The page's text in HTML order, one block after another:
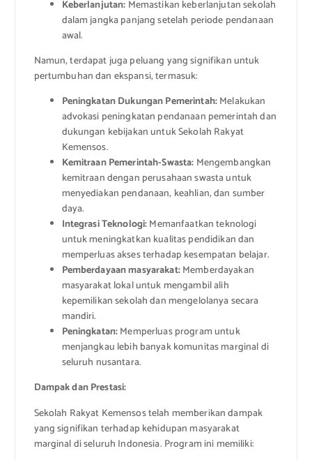
Keberlanjutan: Memastikan keberlanjutan sekolah
dalam jangka panjang setelah periode pendanaan
awal.
Namun, terdapat juga peluang yang signifikan untuk
pertumbuhan dan ekspansi, termasuk:
Peningkatan Dukungan Pemerintah:Melakukan
advokasi peningkatan pendanaan pemerintah dan
dukungan kebijakan untuk Sekolah Rakyat
Kemensos.
Kemitraan Pemerintah-Swasta: Mengembangkan
kemitraan dengan perusahaan swasta untuk
menyediakan pendanaan, keahlian, dan sumber
daya.
Integrasi Teknologi:Memanfaatkan teknologi
untuk meningkatkan kualitas pendidikan dan
memperluas akses terhadap kesempatan belajar.
Pemberdayaan masyarakat:Memberdayakan
masyarakat lokal untuk mengambil alih
kepemilikan sekolah dan mengelolanya secara
mandiri.
Peningkatan:Memperluas program untuk
menjangkau lebih banyak komunitas marginal di
seluruh nusantara.
Dampak dan Prestasi:
Sekolah Rakyat Kemensos telah memberikan dampak
yang signifikan terhadap kehidupan masyarakat
marginal di seluruh Indonesia. Program ini memiliki: